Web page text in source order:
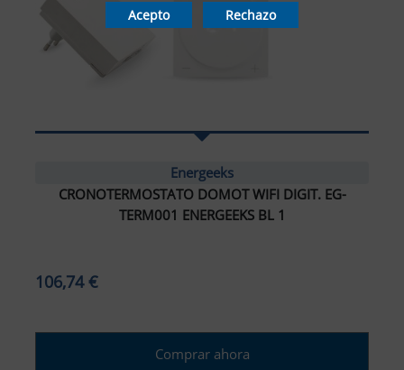
Energeeks
CRONOTERMOSTATO DOMOT WIFI DIGIT. EG-
TERM001 ENERGEEKS BL 1
106,74 €
Comprar ahora
Acepto Rechazo